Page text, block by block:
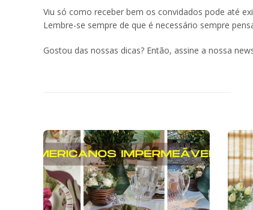
Viu só como receber bem os convidados pode até
Lembre-se sempre de que é necessário sempre
Gostou das nossas dicas? Então, assine a nossa